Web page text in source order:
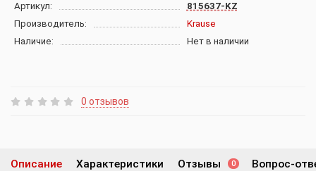
Артикул:
815637-KZ
Производитель:
Krause
Наличие:
Нет в наличии
0 отзывов
Описание Характеристики Отзывы 0 Вопрос-